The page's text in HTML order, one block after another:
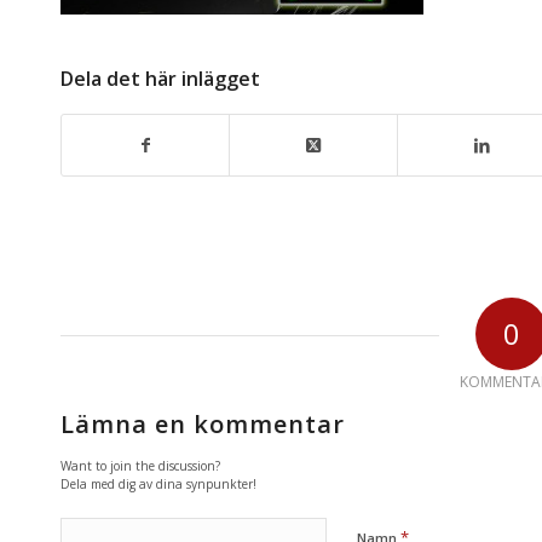
Dela det här inlägget
0
Lämna en kommentar
Want to join the discussion?
Dela med dig av dina synpunkter!
Namn *